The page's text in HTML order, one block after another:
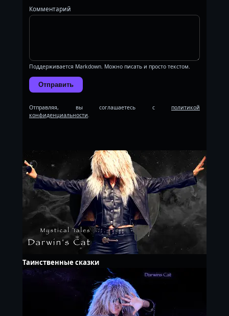
Комментарий
Поддерживается Markdown. Можно писать и просто текстом.
Отправить
Отправляя, вы соглашаетесь с политикой
конфиденциальности.
Таинственные сказки